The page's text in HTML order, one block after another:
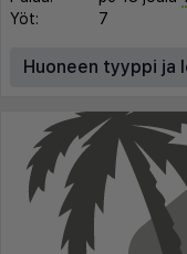
Yöt:
7
Huoneen tyyppi ja